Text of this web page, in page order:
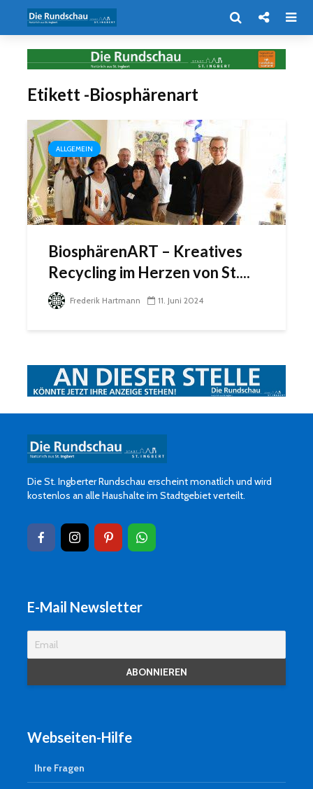
Etikett -Biosphärenart
ALLGEMEIN
BiosphärenART – Kreatives
Recycling im Herzen von St....
Frederik Hartmann 11. Juni 2024
Die St. Ingberter Rundschau erscheint monatlich und wird
kostenlos an alle Haushalte im Stadtgebiet verteilt.
E-Mail Newsletter
Webseiten-Hilfe
Ihre Fragen